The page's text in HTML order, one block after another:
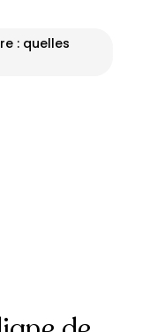
: quelles